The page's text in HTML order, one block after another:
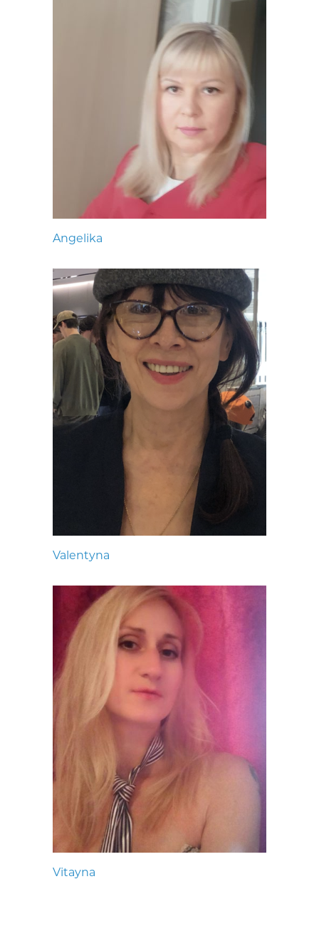
Angelika
Valentyna
Vitayna